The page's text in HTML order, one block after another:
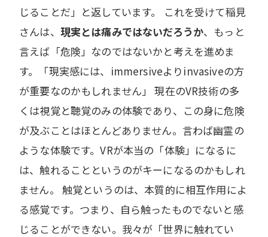
じることだ」と返しています。 これを受けて稲見
さんは、 現実とは痛みではないだろうか、もっと
言えば「危険」なのではないかと考えを進めま
す。「現実感には、immersiveよりinvasiveの方
が重要なのかもしれません」 現在のVR技術の多
くは視覚と聴覚のみの体験であり、この身に危険
が及ぶことはほとんどありません。言わば幽霊の
ような体験です。VRが本当の「体験」になるに
は、触れることというのがキーになるのかもしれ
ません。 触覚というのは、本質的に相互作用によ
る感覚です。つまり、自ら触ったものでないと感
じることができない。我々が「世界に触れてい